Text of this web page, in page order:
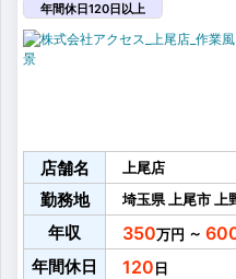
年間休日120日以上
店舗名 上尾店
勤務地 埼玉県 上尾市 上
年収 350 ～
年間休日 120